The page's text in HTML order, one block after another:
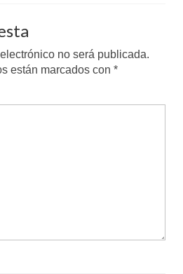
no será publicada.
están marcados con *